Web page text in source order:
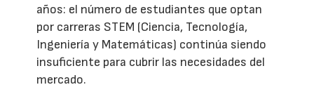
años: el número de estudiantes que optan
por carreras STEM (Ciencia, Tecnología,
Ingeniería y Matemáticas) continúa siendo
insuficiente para cubrir las necesidades del
mercado.